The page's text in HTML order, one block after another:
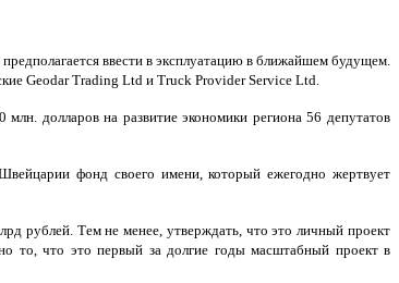
ввести в эксплуатацию в ближайшем будущем.
Geodar Trading Ltd и Truck Provider Service Ltd.
долларов на развитие экономики региона 56 депутатов
фонд своего имени, который ежегодно жертвует
рублей. Тем не менее, утверждать, что это личный проект
то, что это первый за долгие годы масштабный проект в